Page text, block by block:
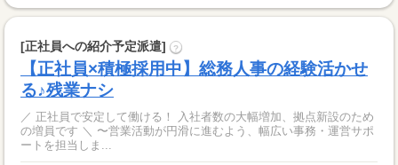
[正社員への紹介予定派遣] ?
【正社員×積極採用中】総務人事の経験活かせ
る♪残業ナシ
／ 正社員で安定して働ける！ 入社者数の大幅増加、拠点新設のため
の増員です ＼ 〜営業活動が円滑に進むよう、幅広い事務・運営サポ
ートを担当しま...